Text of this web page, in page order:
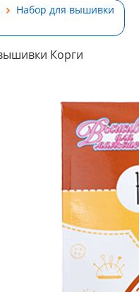
Набор для вышивки